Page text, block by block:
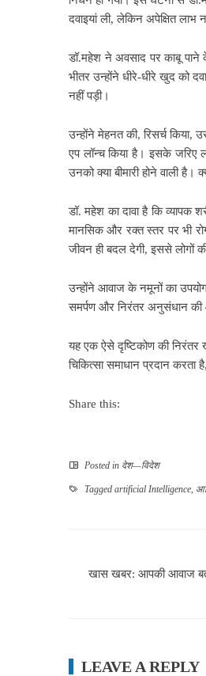
दवाइयां ली, लेकिन अपेक्षित
डॉ.महेश ने अवसाद पर काबू पाने
भीतर उन्होंने धीरे-धीरे खुद को
नहीं पड़ी।
उन्होंने मेहनत की, रिसर्च
एप लॉन्च किया है। इसके जरिए
उनको क्या बीमारी होने वाली
डॉ. महेश का दावा है कि
मानसिक और रक्त स्तर पर भी
जीवन ही बदल देगी, इससे लोगों
उन्होंने आवाज के नमूनों का
समर्पण और निरंतर अनुसंधान की
यह एक ऐसे दृष्टिकोण की
चिकित्सा समाधान प्रदान
Share this:
Posted in देश—विदेश
Tagged artificial Intelligence,
खास खबर: आपकी आवाज
LEAVE A REPLY